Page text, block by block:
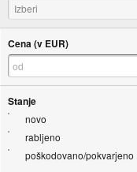
Izberi
Cena (v EUR)
Stanje
novo
rabljeno
poškodovano/pokvarjeno